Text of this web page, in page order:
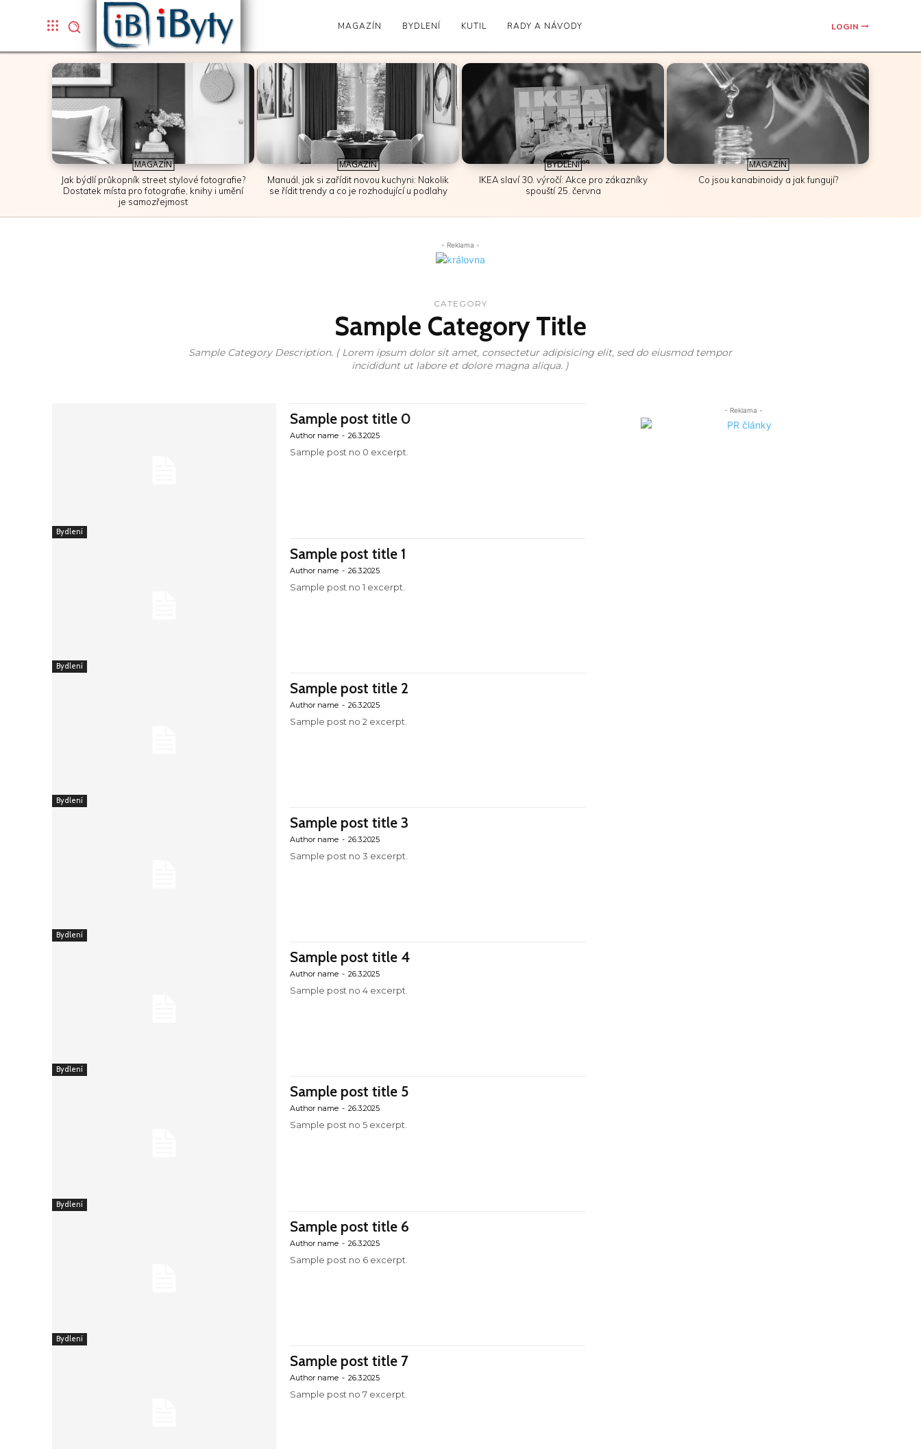
MAGAZÍN BYDLENÍ KUTIL RADY A NÁVODY LOGIN
MAGAZÍN
Jak býdlí průkopník street stylové fotografie?
Dostatek místa pro fotografie, knihy i umění
je samozřejmost
MAGAZÍN
Manuál, jak si zařídit novou kuchyni: Nakolik
se řídit trendy a co je rozhodující u podlahy
BYDLENÍ
IKEA slaví 30. výročí: Akce pro zákazníky
spouští 25. června
MAGAZÍN
Co jsou kanabinoidy a jak fungují?
- Reklama -
CATEGORY
Sample Category Title
Sample Category Description. ( Lorem ipsum dolor sit amet, consectetur adipisicing elit, sed do eiusmod tempor
incididunt ut labore et dolore magna aliqua. )
Bydlení
Sample post title 0
Author name - 26.3.2025
Sample post no 0 excerpt.
Bydlení
Sample post title 1
Author name - 26.3.2025
Sample post no 1 excerpt.
Bydlení
Sample post title 2
Author name - 26.3.2025
Sample post no 2 excerpt.
Bydlení
Sample post title 3
Author name - 26.3.2025
Sample post no 3 excerpt.
Bydlení
Sample post title 4
Author name - 26.3.2025
Sample post no 4 excerpt.
Bydlení
Sample post title 5
Author name - 26.3.2025
Sample post no 5 excerpt.
Bydlení
Sample post title 6
Author name - 26.3.2025
Sample post no 6 excerpt.
Sample post title 7
Author name - 26.3.2025
Sample post no 7 excerpt.
- Reklama -